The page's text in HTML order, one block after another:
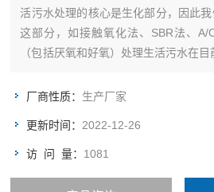
活污水处理的核心是生化部分，因此
这部分，如接触氧化法、SBR法、A/
（包括厌氧和好氧）处理生活污水在目
厂商性质： 生产厂家
更新时间： 2022-12-26
访 问 量： 1081